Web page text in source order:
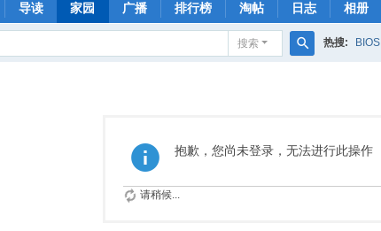
导读 家园 广播 排行榜 淘帖 日志 相册
搜索 热搜: BIOS
抱歉，您尚未登录，无法进行此操作
请稍候...